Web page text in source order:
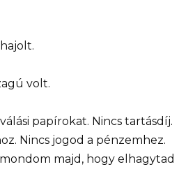
volt.
papírokat. Nincs tartásdíj.
Nincs jogod a pénzemhez.
majd, hogy elhagytad